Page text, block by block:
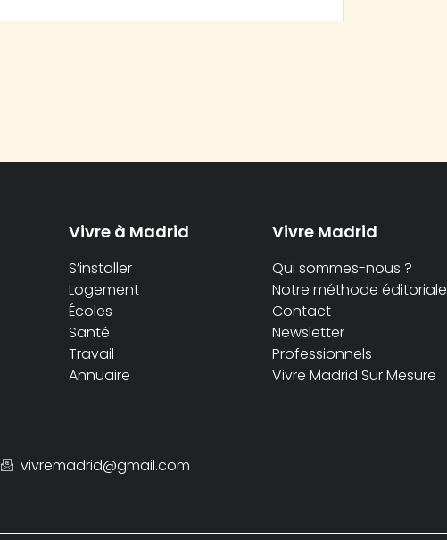
Vivre à Madrid
S’installer
Logement
Écoles
Santé
Travail
Annuaire
Vivre Madrid
Qui sommes-nous ?
Notre méthode éditoriale
Contact
Newsletter
Professionnels
Vivre Madrid Sur Mesure
vivremadrid@gmail.com